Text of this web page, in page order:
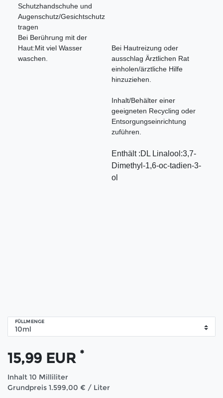
Schutzhandschuhe und
Augenschutz/Gesichtschutz
tragen
Bei Berührung mit der
Haut:Mit viel Wasser
waschen.
Bei Hautreizung oder
ausschlag Ärztlichen Rat
einholen/ärztliche Hilfe
hinzuziehen.
Inhalt/Behälter einer
geeigneten Recycling oder
Entsorgungseinrichtung
zuführen.
Enthält :DL Linalool:3,7-
Dimethyl-1,6-oc-tadien-3-
ol
FÜLLMENGE
15,99 EUR *
Inhalt 10 Milliliter
Grundpreis 1.599,00 € / Liter